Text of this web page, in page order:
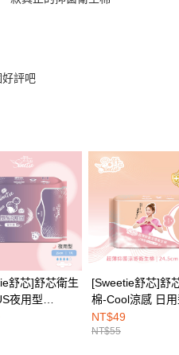
評吧
舒芯]舒芯衛生
夜用型
)
[Sweetie舒芯]舒
棉-Cool涼感 日
24.5cm(8片)
NT$49
NT$55